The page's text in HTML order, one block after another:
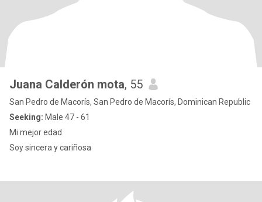
Juana Calderón mota, 55
San Pedro de Macorís, San Pedro de Macorís, Dominican Republic
Seeking: Male 47 - 61
Mi mejor edad
Soy sincera y cariñosa